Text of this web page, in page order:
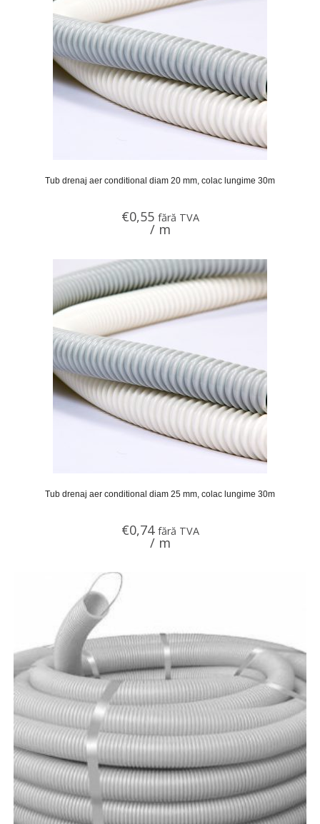
Tub drenaj aer conditional diam 20 mm, colac lungime 30m
€0,55 fără TVA
/ m
Tub drenaj aer conditional diam 25 mm, colac lungime 30m
€0,74 fără TVA
/ m